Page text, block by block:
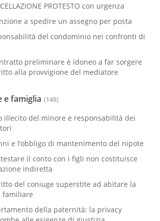
PROTESTO con urgenza
a spedire un assegno per posta
del condominio nei confronti di
preliminare è idoneo a far sorgere
alla provvigione del mediatore
e famiglia (149)
illecito del minore e responsabilità dei
e l’obbligo di mantenimento del nipote
il conto con i figli non costituisce
indiretta
del coniuge superstite ad abitare la
familiare
della paternità: la privacy